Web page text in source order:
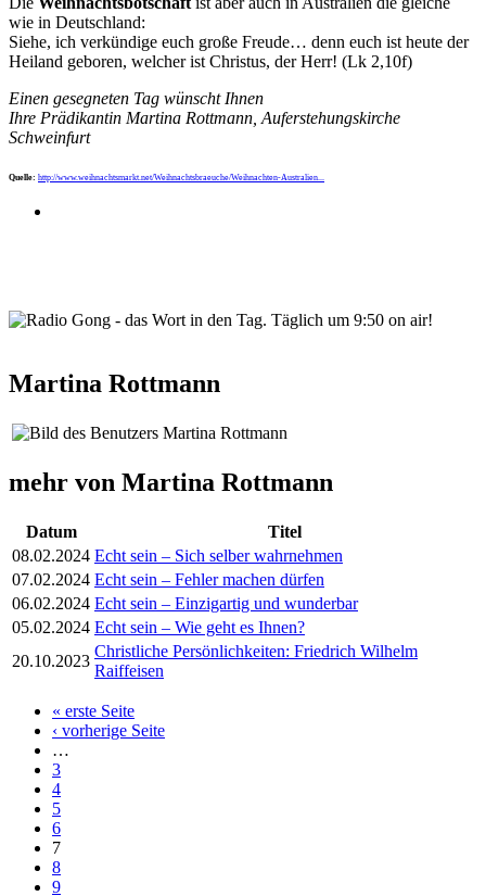
wie in Deutschland:
Siehe, ich verkündige euch große Freude… denn euch ist heute der
Heiland geboren, welcher ist Christus, der Herr! (Lk 2,10f)
Einen gesegneten Tag wünscht Ihnen
Ihre Prädikantin Martina Rottmann, Auferstehungskirche
Schweinfurt
Quelle: http://www.weihnachtsmarkt.net/Weihnachtsbraeuche/Weihnachten-Australien...
Martina Rottmann
mehr von Martina Rottmann
Datum
Titel
08.02.2024 Echt sein – Sich selber wahrnehmen
07.02.2024 Echt sein – Fehler machen dürfen
06.02.2024 Echt sein – Einzigartig und wunderbar
05.02.2024 Echt sein – Wie geht es Ihnen?
20.10.2023
Christliche Persönlichkeiten: Friedrich Wilhelm
Raiffeisen
Seiten« erste Seite
‹ vorherige Seite
…
3
4
5
6
7
8
9